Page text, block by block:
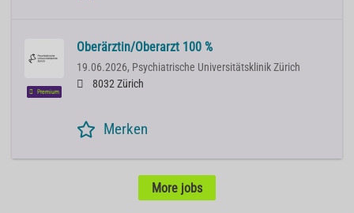
Premium
Oberärztin/Oberarzt 100 %
19.06.2026, Psychiatrische Universitätsklinik Zürich
8032 Zürich
Merken
More jobs